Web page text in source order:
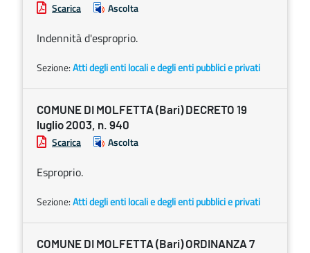
Scarica Ascolta
Indennità d'esproprio.
Sezione:Atti degli enti locali e degli enti pubblici e privati
COMUNE DI MOLFETTA (Bari) DECRETO 19
luglio 2003, n. 940
Scarica Ascolta
Esproprio.
Sezione:Atti degli enti locali e degli enti pubblici e privati
COMUNE DI MOLFETTA (Bari) ORDINANZA 7